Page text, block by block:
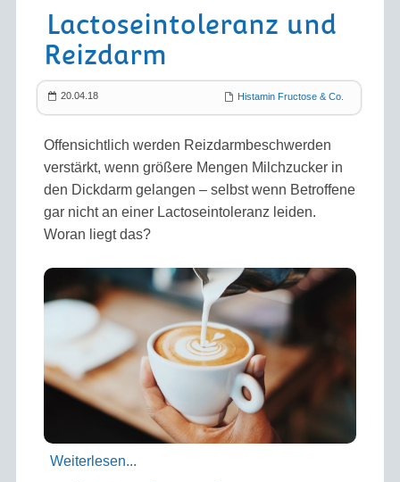
Lactose­intoleranz und
Reizdarm
20.04.18 Histamin Fructose & Co.
Offensichtlich werden Reizdarm­beschwerden
verstärkt, wenn größere Mengen Milch­zucker in
den Dick­darm gelangen – selbst wenn Betroffene
gar nicht an einer Lactose­intoleranz leiden.
Woran liegt das?
Weiterlesen...